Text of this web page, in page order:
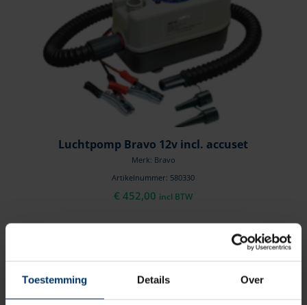
Toestemming Details Over
Luchtpomp Bravo 12v incl. accuset
Merk: Bravo
Artikelnummer: 580330
€ 452,00 incl BTW